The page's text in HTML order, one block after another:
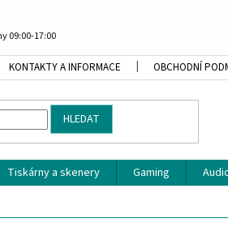
09:00-17:00
KONTAKTY A INFORMACE OBCHODNÍ
HLEDAT
Tiskárny a skenery Gaming